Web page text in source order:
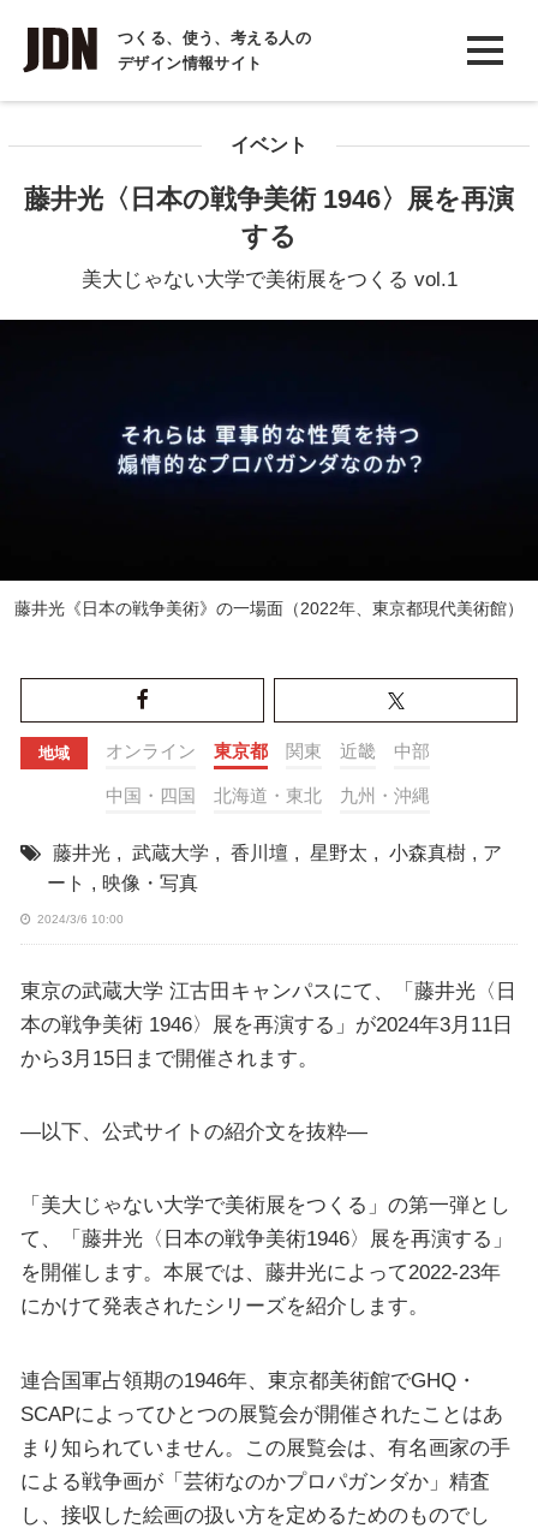
つくる、使う、考える人の
デザイン情報サイト
INTERVIEW
インタビュー
コラム
イベント
藤井光〈日本の戦争美術 1946〉展を再演
する
美大じゃない大学で美術展をつくる vol.1
藤井光《日本の戦争美術》の一場面（2022年、東京都現代美術館）
地域 オンライン 東京都 関東 近畿 中部
中国・四国 北海道・東北 九州・沖縄
藤井光 , 武蔵大学 , 香川壇 , 星野太 , 小森真樹 , ア
ート , 映像・写真
2024/3/6 10:00
東京の武蔵大学 江古田キャンパスにて、「藤井光〈日
本の戦争美術 1946〉展を再演する」が2024年3月11日
から3月15日まで開催されます。
—以下、公式サイトの紹介文を抜粋—
「美大じゃない大学で美術展をつくる」の第一弾とし
て、「藤井光〈日本の戦争美術1946〉展を再演する」
を開催します。本展では、藤井光によって2022-23年
にかけて発表されたシリーズを紹介します。
連合国軍占領期の1946年、東京都美術館でGHQ・
SCAPによってひとつの展覧会が開催されたことはあ
まり知られていません。この展覧会は、有名画家の手
による戦争画が「芸術なのかプロパガンダか」精査
し、接収した絵画の扱い方を定めるためのものでし